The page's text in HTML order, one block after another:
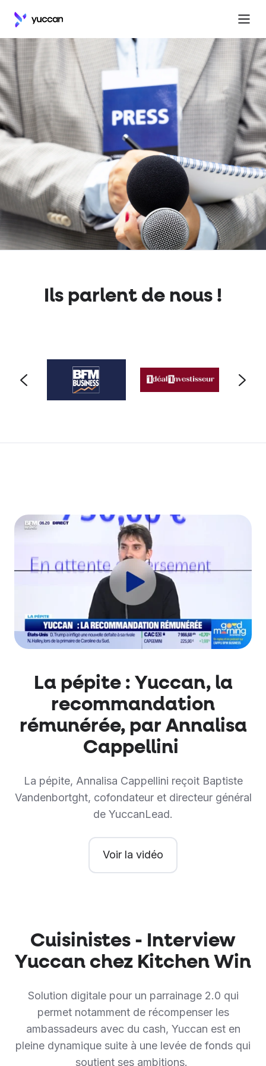
Ils parlent de nous !
La pépite : Yuccan, la
recommandation
rémunérée, par Annalisa
Cappellini
La pépite, Annalisa Cappellini reçoit Baptiste
Vandenbortght, cofondateur et directeur général
de YuccanLead.
Voir la vidéo
Cuisinistes - Interview
Yuccan chez Kitchen Win
Solution digitale pour un parrainage 2.0 qui
permet notamment de récompenser les
ambassadeurs avec du cash, Yuccan est en
pleine dynamique suite à une levée de fonds qui
soutient ses ambitions.